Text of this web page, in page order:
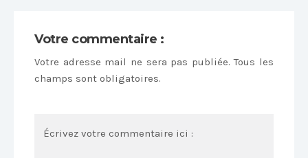
Votre commentaire :
Votre adresse mail ne sera pas publiée. Tous les
champs sont obligatoires.